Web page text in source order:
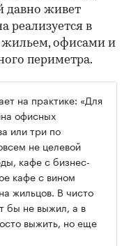
давно живет
реализуется в
жильем, офисами и
периметра.
на практике: «Для
офисных
или три по
не целевой
кафе с бизнес-
кафе с вином
жильцов. В чисто
бы не выжил, а в
выжить, но еще